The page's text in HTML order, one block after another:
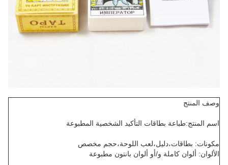
وصف المنتج
اسم المنتج:طباعة بطاقات التأكيد الشخصية المطبوعة
مكونات: بطاقات،دليل،لعب اللوحة،حجم مخصص
الألوان: ألوان كاملة و/أو ألوان بانتون مطبوعة